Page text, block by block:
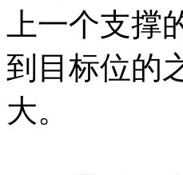
上一个支
到目标位的
大。